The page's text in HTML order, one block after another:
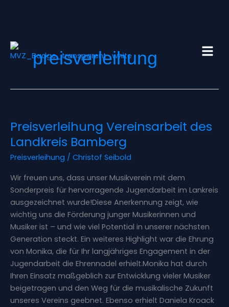
preisverleihung
Preisverleihung Vereinsarbeit des
Landkreis Bamberg
Preisverleihung / Christof Seibold
Wir freuen uns, dass unser Musikverein mit dem
Sonderpreis für hervorragende Jugendarbeit im Lankreis
ausgezeichnet wurde!Diese Anerkennung zeigt, wie
wichtig uns die Förderung junger Musikerinnen und
Musiker ist – und wie viel Potential in unserer nächsten
Generation steckt. Ein weiteres Highlight war die Ehrung
von Monika, die für Ihr langjähriges Engagement in der
Jugendarbeit die Ehrennadel erhielt.Monika hat durch
Ihren Einsatz maßgeblich zur Entwicklung vieler Musiker
beigetragen und den Weg für die musikalische Zukunft
unseres Vereins geebnet. Ebenso erhielt Daniela Kroack
Vereinsarbeit
des
Bamberg